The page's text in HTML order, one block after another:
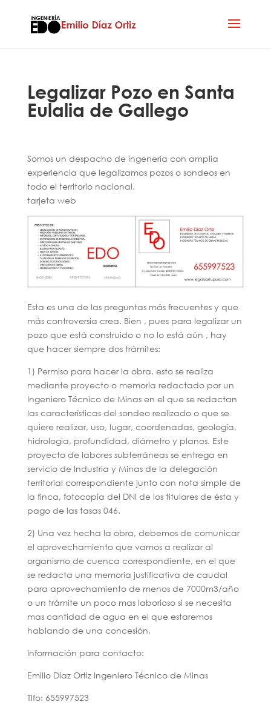
Legalizar Pozo en Santa
Eulalia de Gallego
Somos un despacho de ingenería con amplia
experiencia que legalizamos pozos o sondeos en
todo el territorio nacional.
tarjeta web
Esta es una de las preguntas más frecuentes y que
más controversia crea. Bien , pues para legalizar un
pozo que está construido o no lo está aún , hay
que hacer siempre dos trámites:
1) Permiso para hacer la obra, esto se realiza
mediante proyecto o memoria redactado por un
Ingeniero Técnico de Minas en el que se redactan
las características del sondeo realizado o que se
quiere realizar, uso, lugar, coordenadas, geología,
hidrologia, profundidad, diámetro y planos. Este
proyecto de labores subterráneas se entrega en
servicio de Industria y Minas de la delegación
territorial correspondiente junto con nota simple de
la finca, fotocopia del DNI de los titulares de ésta y
pago de las tasas 046.
2) Una vez hecha la obra, debemos de comunicar
el aprovechamiento que vamos a realizar al
organismo de cuenca correspondiente, en el que
se redacta una memoria justificativa de caudal
para aprovechamiento de menos de 7000m3/año
o un trámite un poco mas laborioso si se necesita
mas cantidad de agua en el que estaremos
hablando de una concesión.
Información para contacto:
Emilio Díaz Ortiz Ingeniero Técnico de Minas
Tlfo: 655997523